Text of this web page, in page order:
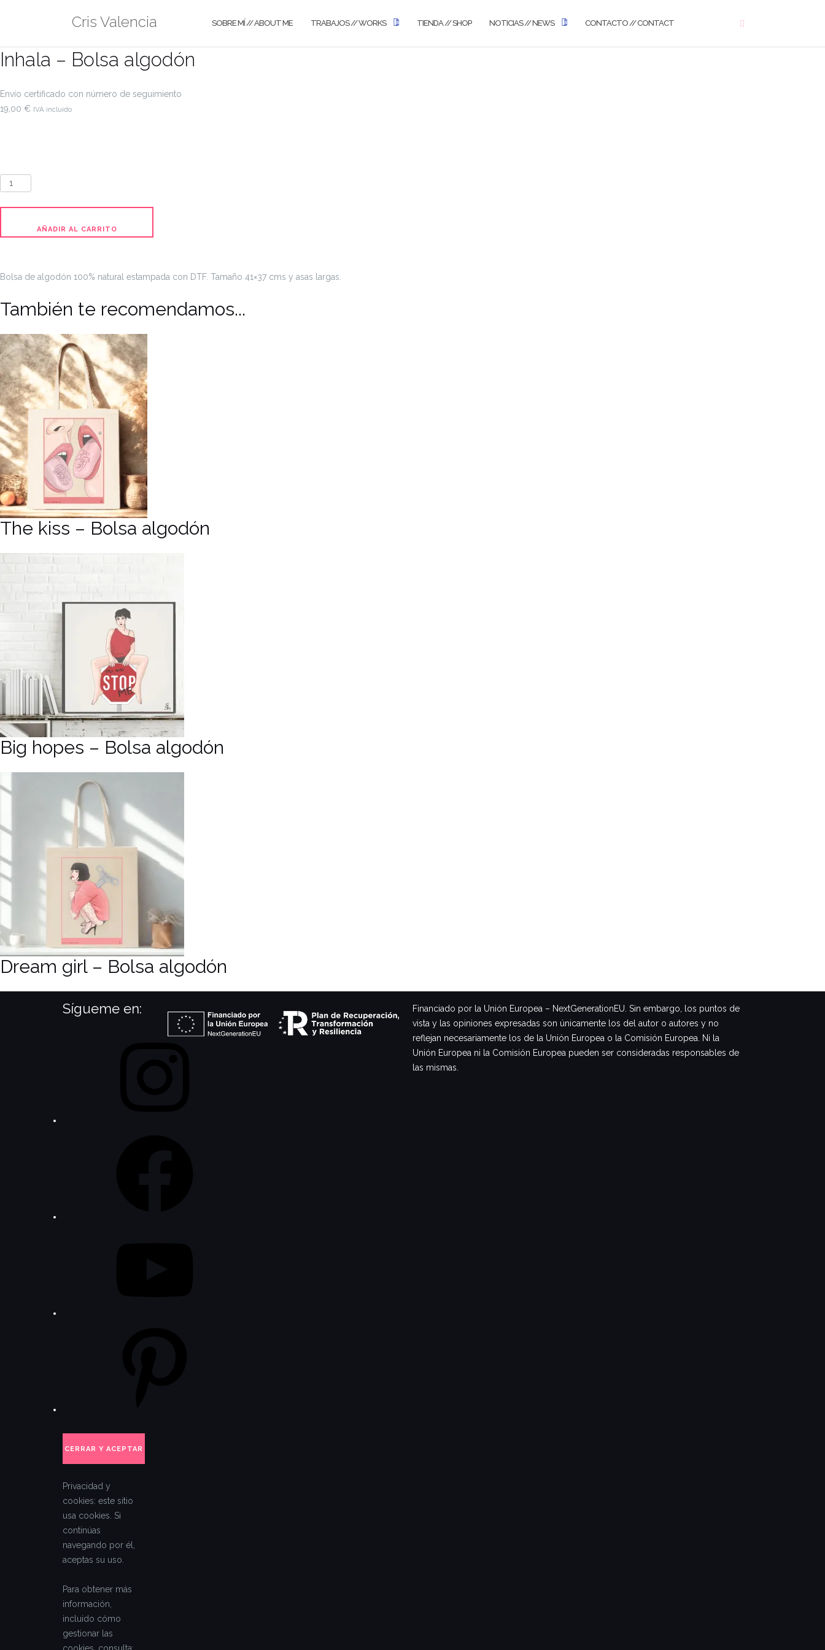
Cris Valencia SOBRE MÍ // ABOUT ME TRABAJOS // WORKS TIENDA // SHOP NOTICIAS // NEWS CONTACTO // CONTACT
Inhala – Bolsa algodón
Envío certificado con número de seguimiento
19,00 € IVA incluido
Inhala
Bolsa
cantidad
AÑADIR AL CARRITO
Bolsa de algodón 100% natural estampada con DTF. Tamaño 41×37 cms y asas largas.
También te recomendamos...
The kiss – Bolsa algodón
Big hopes – Bolsa algodón
Dream girl – Bolsa algodón
Sígueme en:
Privacidad y
cookies: este sitio
usa cookies. Si
continúas
navegando por él,
aceptas su uso.
Para obtener más
información,
incluido cómo
gestionar las
Financiado por la Unión Europea – NextGenerationEU. Sin embargo, los puntos de
vista y las opiniones expresadas son únicamente los del autor o autores y no
reflejan necesariamente los de la Unión Europea o la Comisión Europea. Ni la
Unión Europea ni la Comisión Europea pueden ser consideradas responsables de
las mismas.